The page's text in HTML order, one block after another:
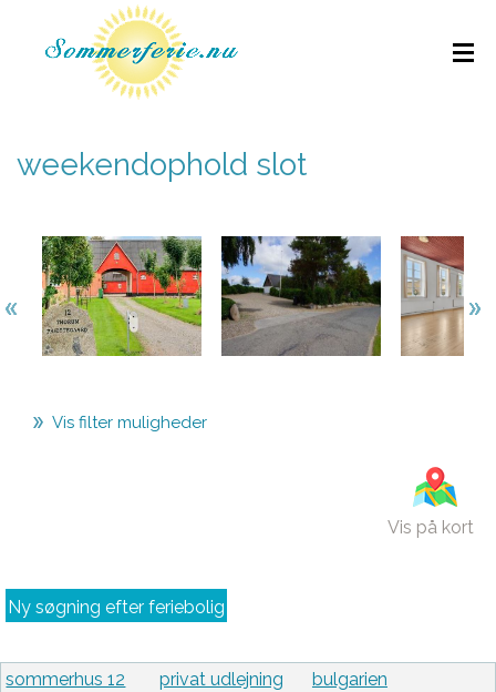
weekendophold slot
Vis filter muligheder
Vis på kort
Ny søgning efter feriebolig
sommerhus 12
privat udlejning
bulgarien